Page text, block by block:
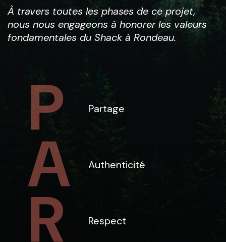
À travers toutes les phases de ce projet,
nous nous engageons à honorer les valeurs
fondamentales du Shack à Rondeau.
Partage
Authenticité
Respect